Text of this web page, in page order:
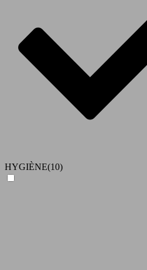
HYGIÈNE(10)